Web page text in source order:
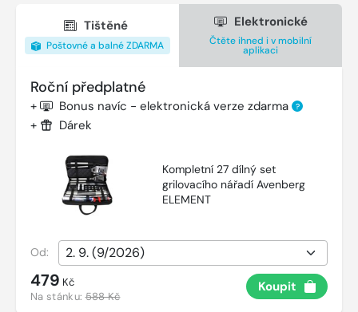
Tištěné
Poštovné a balné ZDARMA
Elektronické
Čtěte ihned i v mobilní
aplikaci
Roční předplatné
+ Bonus navíc - elektronická verze zdarma ?
+ Dárek
Kompletní 27 dílný set
grilovacího nářadí Avenberg
ELEMENT
Od:
479 Kč
Na stánku:588 Kč
Koupit